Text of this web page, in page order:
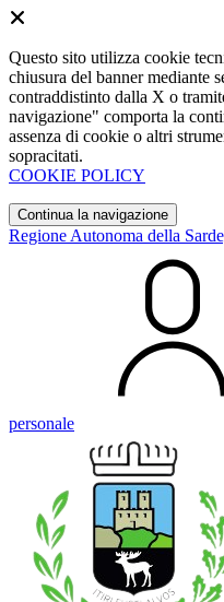
Questo sito utilizza cookie
chiusura del banner mediante
contraddistinto dalla X o
navigazione" comporta la
assenza di cookie o altri
sopracitati.
COOKIE POLICY
Continua la navigazione
Regione Autonoma della
personale